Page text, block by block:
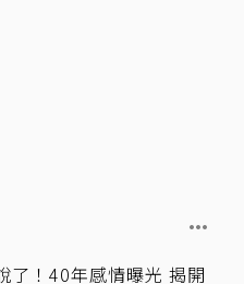
了！40年感情曝光 揭開